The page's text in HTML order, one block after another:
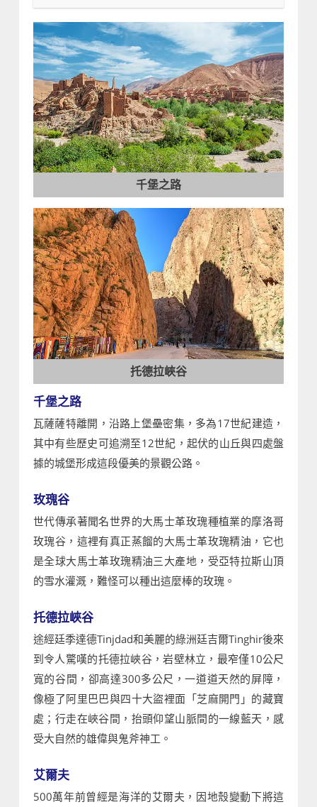
千堡之路
托德拉峽谷
千堡之路
瓦薩薩特離開，沿路上堡壘密集，多為17世紀建造，
其中有些歷史可追溯至12世紀，起伏的山丘與四處盤
據的城堡形成這段優美的景觀公路。
玫瑰谷
世代傳承著聞名世界的大馬士革玫瑰種植業的摩洛哥
玫瑰谷，這裡有真正蒸餾的大馬士革玫瑰精油，它也
是全球大馬士革玫瑰精油三大產地，受亞特拉斯山頂
的雪水灌溉，難怪可以種出這麼棒的玫瑰。
托德拉峽谷
途經廷季達德Tinjdad和美麗的綠洲廷吉爾Tinghir後來
到令人驚嘆的托德拉峽谷，岩壁林立，最窄僅10公尺
寬的谷間，卻高達300多公尺，一道道天然的屏障，
像極了阿里巴巴與四十大盜裡面「芝麻開門」的藏寶
處；行走在峽谷間，抬頭仰望山脈間的一線藍天，感
受大自然的雄偉與鬼斧神工。
艾爾夫
500萬年前曾經是海洋的艾爾夫，因地殼變動下將這